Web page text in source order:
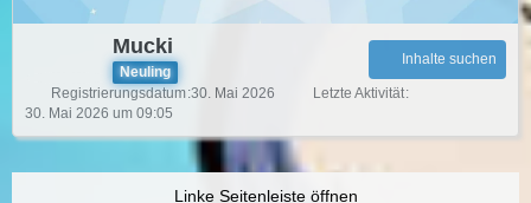
Mucki
Neuling
Inhalte suchen
Registrierungsdatum 30. Mai 2026
Letzte Aktivität
30. Mai 2026 um 09:05